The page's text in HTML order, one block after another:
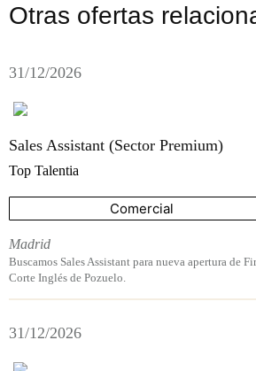
Otras ofertas
31/12/2026
Sales Assistant (Sector Premium)
Top Talentia
Comercial
Madrid
Buscamos Sales Assistant para nueva apertura de
Corte Inglés de Pozuelo.
31/12/2026